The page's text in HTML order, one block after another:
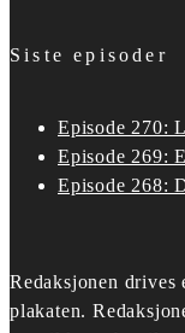
Siste episoder
Episode 270:
Episode 269:
Episode 268:
Redaksjonen drives
plakaten.